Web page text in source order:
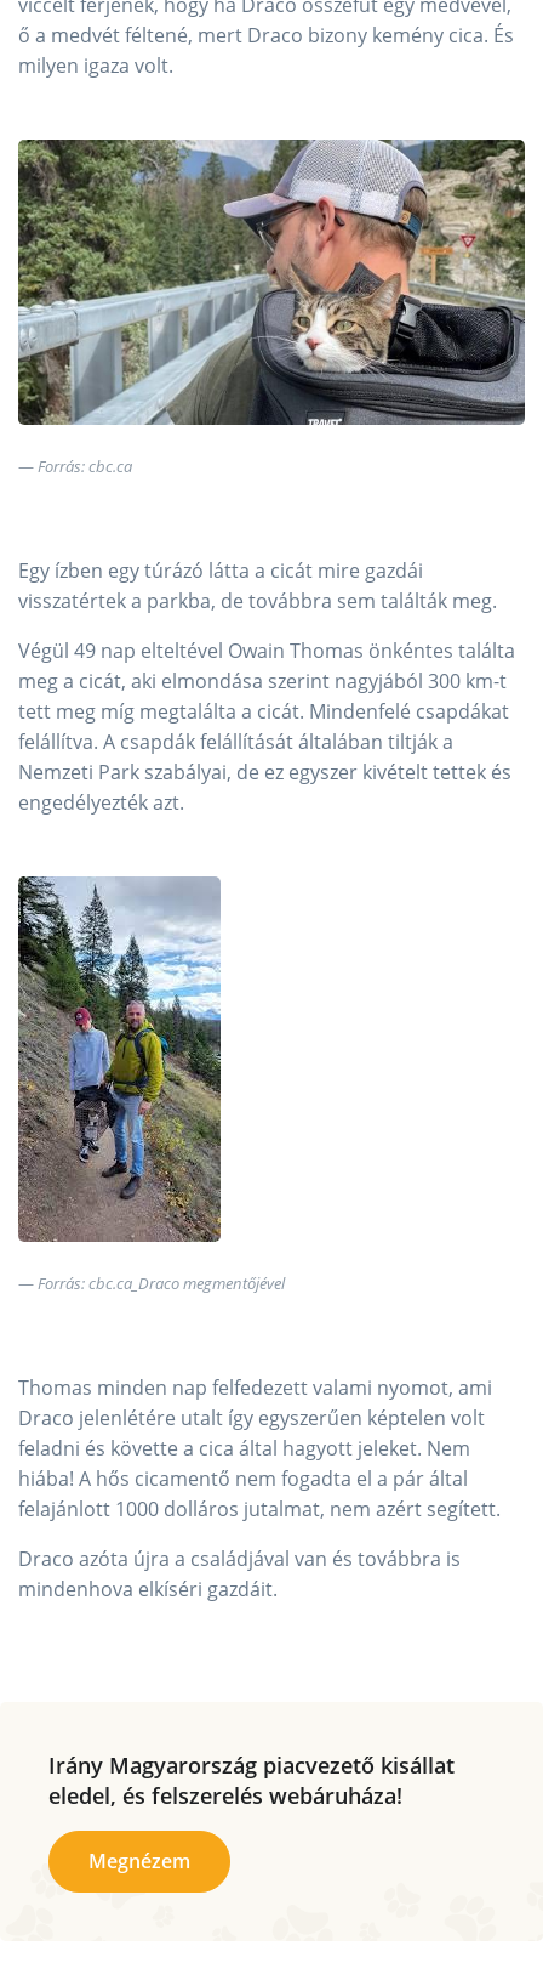
ő a medvét féltené, mert Draco bizony kemény cica. És
milyen igaza volt.
Forrás: cbc.ca
Egy ízben egy túrázó látta a cicát mire gazdái
visszatértek a parkba, de továbbra sem találták meg.
Végül 49 nap elteltével Owain Thomas önkéntes találta
meg a cicát, aki elmondása szerint nagyjából 300 km-t
tett meg míg megtalálta a cicát. Mindenfelé csapdákat
felállítva. A csapdák felállítását általában tiltják a
Nemzeti Park szabályai, de ez egyszer kivételt tettek és
engedélyezték azt.
Forrás: cbc.ca_Draco megmentőjével
Thomas minden nap felfedezett valami nyomot, ami
Draco jelenlétére utalt így egyszerűen képtelen volt
feladni és követte a cica által hagyott jeleket. Nem
hiába! A hős cicamentő nem fogadta el a pár által
felajánlott 1000 dolláros jutalmat, nem azért segített.
Draco azóta újra a családjával van és továbbra is
mindenhova elkíséri gazdáit.
Irány Magyarország piacvezető kisállat
eledel, és felszerelés webáruháza!
Megnézem